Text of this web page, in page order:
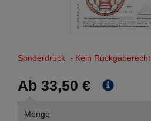
Sonderdruck - Kein Rückgaberecht
Ab 33,50 €
Menge